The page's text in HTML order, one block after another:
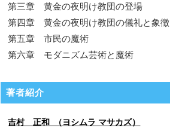
第三章 黄金の夜明け教団の登場
第四章 黄金の夜明け教団の儀礼と象徴
第五章 市民の魔術
第六章 モダニズム芸術と魔術
著者紹介
吉村 正和 （ヨシムラ マサカズ）